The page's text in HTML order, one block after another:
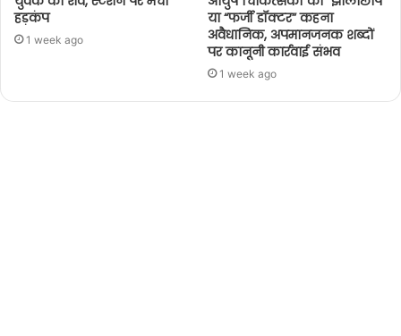
हड़कंप
1 week ago
या “फर्जी डॉक्टर” कहना
अवैधानिक, अपमानजनक शब्दों
पर कानूनी कार्रवाई संभव
1 week ago